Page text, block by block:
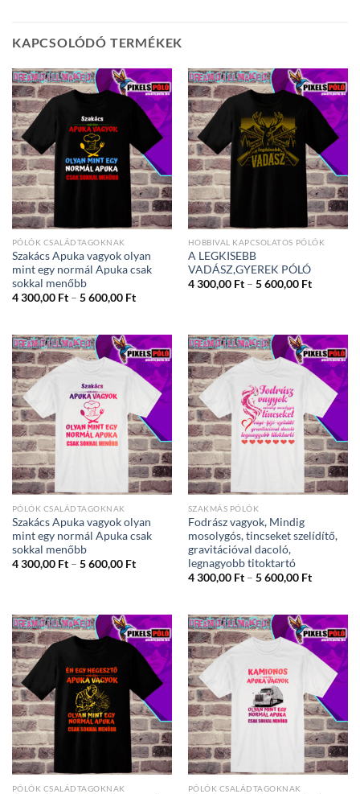
KAPCSOLÓDÓ TERMÉKEK
PÓLÓK CSALÁDTAGOKNAK
Szakács Apuka vagyok olyan
mint egy normál Apuka csak
sokkal menőbb
4 300,00 Ft – 5 600,00 FtÁrtartomány:
5
600,00 Ft
HOBBIVAL KAPCSOLATOS PÓLÓK
A LEGKISEBB
VADÁSZ,GYEREK PÓLÓ
4 300,00 Ft – 5 600,00 Ft
600,00 Ft
PÓLÓK CSALÁDTAGOKNAK
Szakács Apuka vagyok olyan
mint egy normál Apuka csak
sokkal menőbb
4 300,00 Ft – 5 600,00 FtÁrtartomány:
600,00 Ft
SZAKMÁS PÓLÓK
Fodrász vagyok, Mindig
mosolygós, tincseket szelídítő,
gravitációval dacoló,
legnagyobb titoktartó
4 300,00 Ft – 5 600,00 Ft
5
600,00 Ft
PÓLÓK CSALÁDTAGOKNAK PÓLÓK CSALÁDTAGOKNAK